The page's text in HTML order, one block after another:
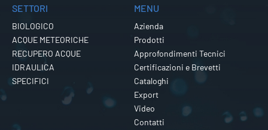
SETTORI
BIOLOGICO
ACQUE METEORICHE
RECUPERO ACQUE
IDRAULICA
SPECIFICI
MENU
Azienda
Prodotti
Approfondimenti Tecnici
Certificazioni e Brevetti
Cataloghi
Export
Video
Contatti